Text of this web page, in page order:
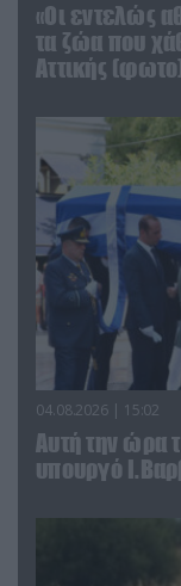
«Οι εντελώς
τα ζώα που
Αττικής
04.08.2026 | 15:02
Αυτή την ώρα
υπουργό